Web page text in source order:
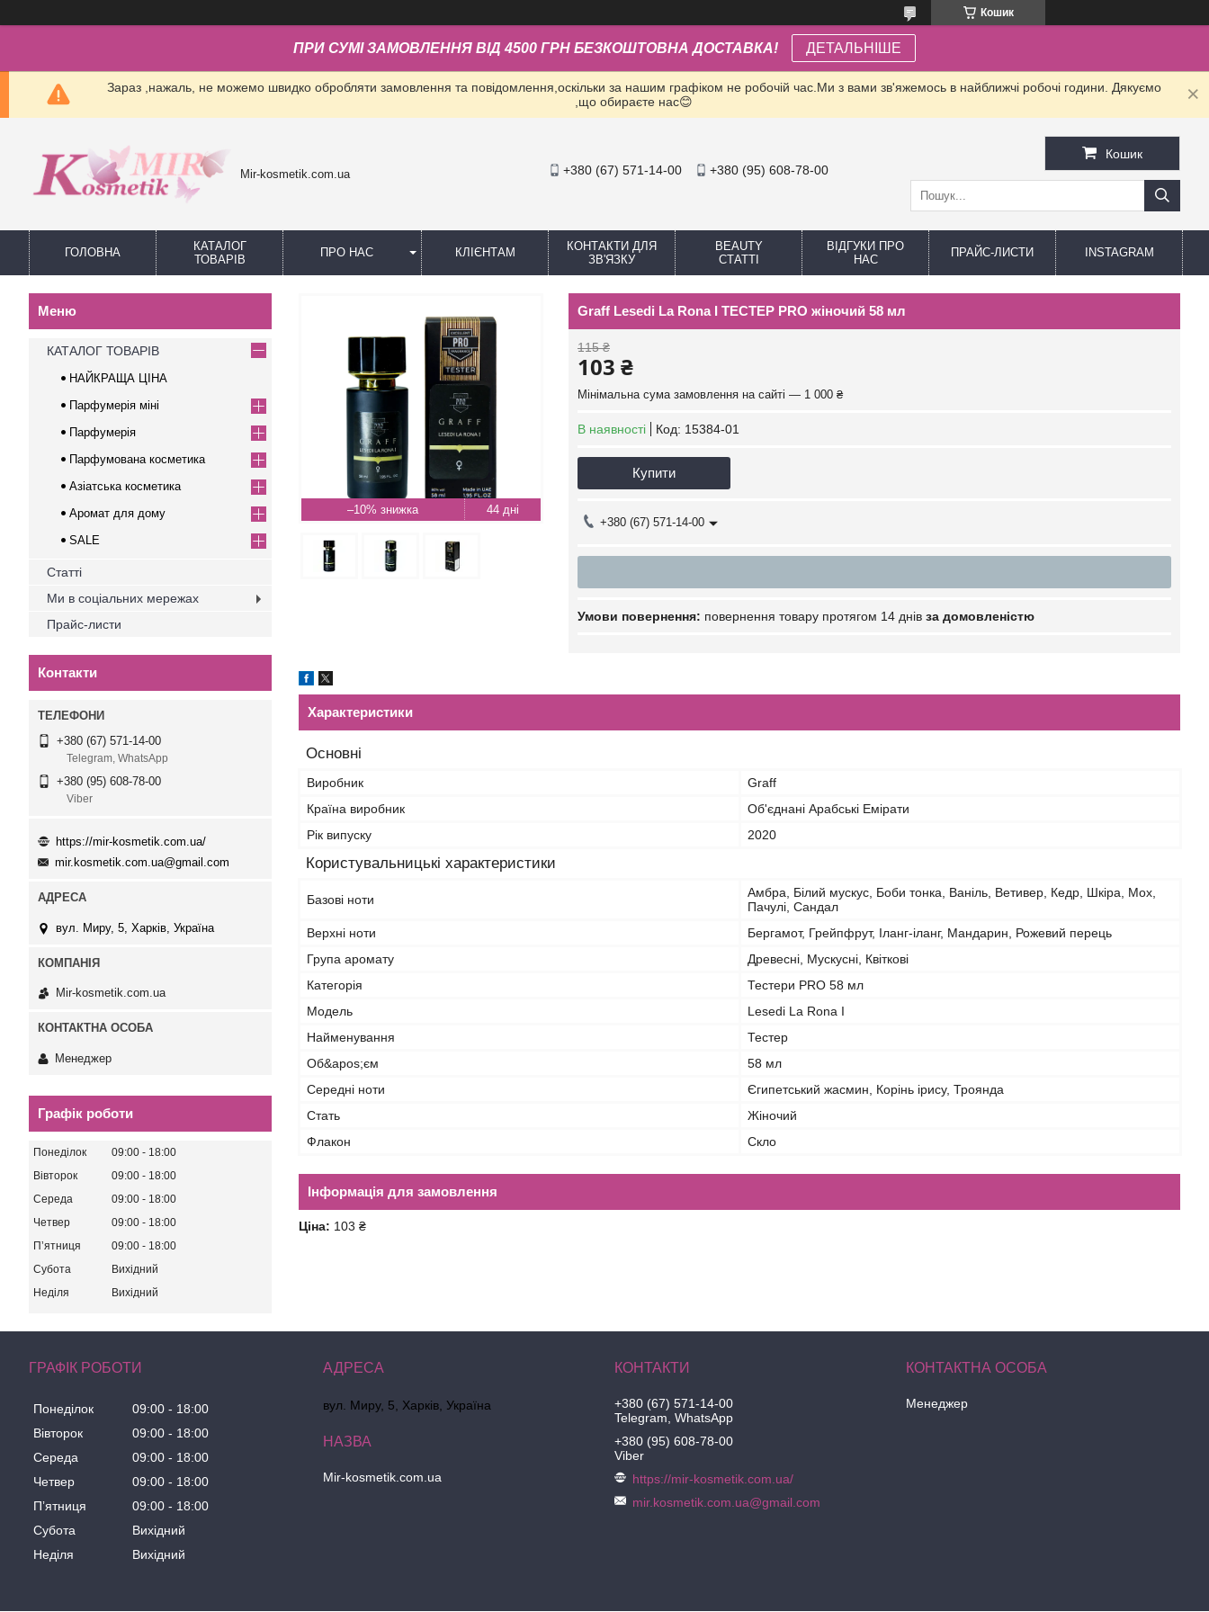
Кошик
ПРИ СУМІ ЗАМОВЛЕННЯ ВІД 4500 ГРН БЕЗКОШТОВНА ДОСТАВКА! ДЕТАЛЬНІШЕ
Зараз ,нажаль, не можемо швидко обробляти замовлення та повідомлення,оскільки за нашим графіком не робочій час.Ми з вами зв'яжемось в найближчі робочі години. Дякуємо
,що обираєте нас😊
Mir-kosmetik.com.ua +380 (67) 571-14-00 +380 (95) 608-78-00
Кошик
ГОЛОВНА
КАТАЛОГ
ТОВАРІВ
ПРО НАС КЛІЄНТАМ
КОНТАКТИ ДЛЯ
ЗВ'ЯЗКУ
BEAUTY
СТАТТІ
ВІДГУКИ ПРО
НАС
ПРАЙС-ЛИСТИ INSTAGRAM
–10% 44 дні
Graff Lesedi La Rona I ТЕСТЕР PRO жіночий 58 мл
115 ₴
103 ₴
Мінімальна сума замовлення на сайті — 1 000 ₴
В наявності Код: 15384-01
Купити
+380 (67) 571-14-00
повернення товару протягом 14 днів за домовленістю
Характеристики
Основні
Виробник
Graff
Країна виробник
Об'єднані Арабські Емірати
Рік випуску
2020
Користувальницькі характеристики
Базові ноти
Амбра, Білий мускус, Боби тонка, Ваніль, Ветивер, Кедр, Шкіра, Мох,
Пачулі, Сандал
Верхні ноти
Бергамот, Грейпфрут, Іланг-іланг, Мандарин, Рожевий перець
Група аромату
Древесні, Мускусні, Квіткові
Категорія
Тестери PRO 58 мл
Мoдель
Lesedi La Rona I
Найменування
Тестер
Об&apos;єм
58 мл
Середні ноти
Єгипетський жасмин, Корінь ірису, Троянда
Стать
Жіночий
Флакон
Скло
Інформація для замовлення
Ціна: 103 ₴
КАТАЛОГ ТОВАРІВ
НАЙКРАЩА ЦІНА
Парфумерія міні
Парфумерія
Парфумована косметика
Азіатська косметика
Аромат для дому
SALE
Статті
Ми в соціальних мережах
Прайс-листи
Контакти
+380 (67) 571-14-00
Telegram, WhatsApp
+380 (95) 608-78-00
Viber
https://mir-kosmetik.com.ua/
mir.kosmetik.com.ua@gmail.com
вул. Миру, 5, Харків, Україна
Mir-kosmetik.com.ua
Менеджер
Графік роботи
Понеділок 09:00
18:00
Вівторок
09:00
18:00
Середа
09:00
18:00
Четвер
09:00
18:00
Пʼятниця
09:00
18:00
Субота
Вихідний
Неділя
Вихідний
ГРАФІК РОБОТИ
Понеділок 09:00
18:00
Вівторок
09:00
18:00
Середа
09:00
18:00
Четвер
09:00
18:00
Пʼятниця
09:00
18:00
Субота
Вихідний
Неділя
Вихідний
вул. Миру, 5, Харків, Україна
Mir-kosmetik.com.ua
+380 (67) 571-14-00
Telegram, WhatsApp
+380 (95) 608-78-00
Viber
https://mir-kosmetik.com.ua/
mir.kosmetik.com.ua@gmail.com
Менеджер